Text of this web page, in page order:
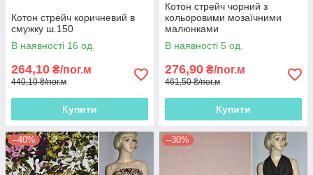
Котон стрейч коричневий в
смужку ш.150
В наявності 16 од.
264,10 ₴/пог.м
440,10 ₴/пог.м
Купити
Котон стрейч чорний з
кольоровими мозаїчними
малюнками
В наявності 5 од.
276,90 ₴/пог.м
461,50 ₴/пог.м
Купити
–40% –30%